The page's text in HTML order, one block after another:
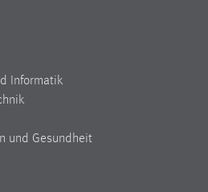
Informatik
und Gesundheit